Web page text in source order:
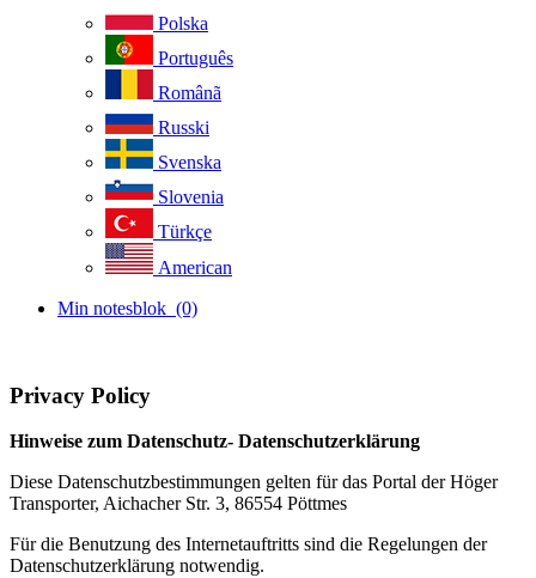
Polska
Português
Românã
Russki
Svenska
Slovenia
Türkçe
American
Min notesblok (0)
Privacy Policy
Hinweise zum Datenschutz- Datenschutzerklärung
Diese Datenschutzbestimmungen gelten für das Portal der Höger
Transporter, Aichacher Str. 3, 86554 Pöttmes
Für die Benutzung des Internetauftritts sind die Regelungen der
Datenschutzerklärung notwendig.